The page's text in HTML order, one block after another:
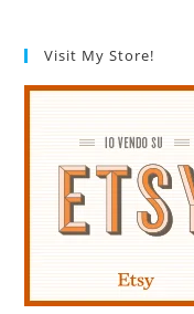
Visit My Store!